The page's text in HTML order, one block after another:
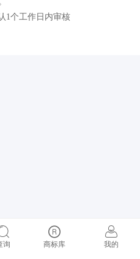
1个工作日内审核
询 商标库 我的